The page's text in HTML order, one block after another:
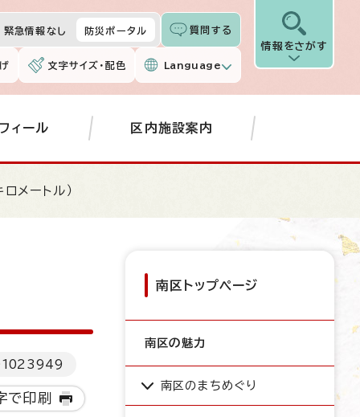
緊急情報なし 防災ポータル 質問する
文字サイズ・配色 Language
情報をさがす
ィール 区内施設案内
メートル）
1023949
で印刷
南区トップページ
南区の魅力
南区のまちめぐり